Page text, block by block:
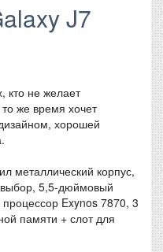
J7
кто не желает
же время хочет
хорошей
металлический корпус,
выбор, 5,5-дюймовый
Exynos 7870, 3
памяти + слот для